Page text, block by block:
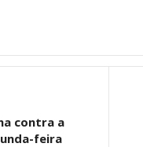
contra a
feira